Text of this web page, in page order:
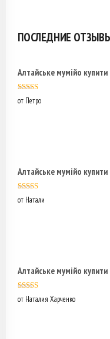
ПОСЛЕДНИЕ
Алтайське мумійо купити
Оценка
5
от Петро
Алтайське мумійо купити
Оценка5
5
от Натали
Алтайське мумійо купити
Оценка5 из
5
от Наталия Харченко